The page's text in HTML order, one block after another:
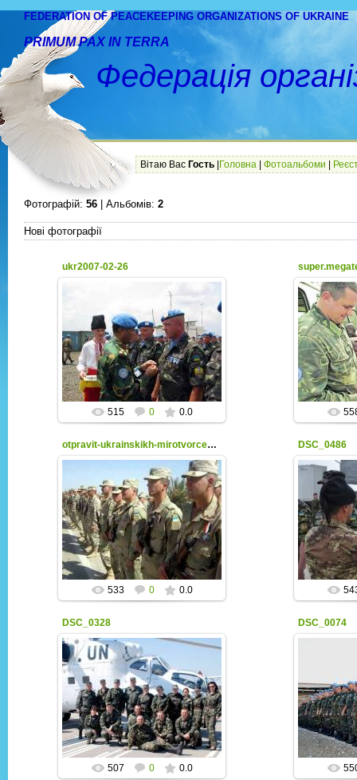
Федерація
FEDERATION OF PEACEKEEPING ORGANIZATIONS OF UKRAINE
PRIMUM PAX IN TERRA
Вітаю Вас Гость Головна Фотоальбоми
Фотографій: 56 | Альбомів: 2
Нові фотографії
ukr2007-02-26
06.03.2015
peacekeeper
515 0 0.0
otpravit-ukrainskikh-mirotvorcev-v-kot-d-ivuar
06.03.2015
peacekeeper
533 0 0.0
DSC_0486
DSC_0328
06.03.2015
peacekeeper
507 0 0.0
DSC_0074